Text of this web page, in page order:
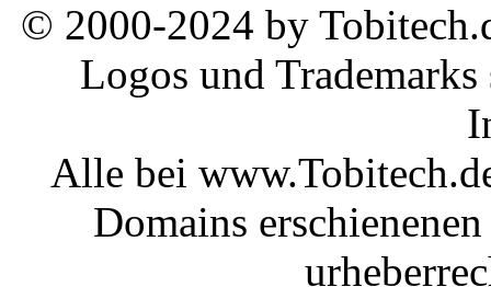
© 2000-2024 by
Logos und
Alle bei
Domains